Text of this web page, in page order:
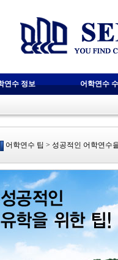
연수 정보 어학연수
어학연수 팁 > 성공적인 어학연수